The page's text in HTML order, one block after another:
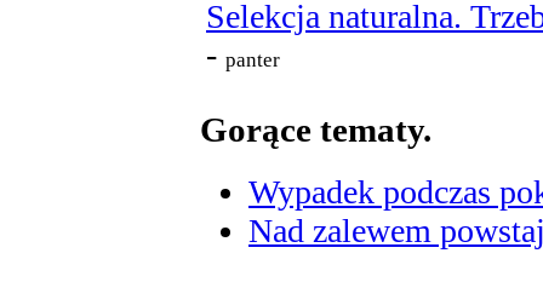
Selekcja naturalna.
- panter
Gorące tematy.
Wypadek podczas
Nad zalewem